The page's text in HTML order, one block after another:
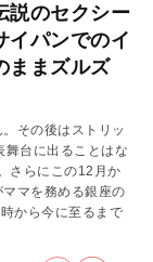
説のセクシー
イパンでのイ
ままズルズ
その後はストリッ
台に出ることはな
さらにこの12月か
マを務める銀座の
から今に至るまで